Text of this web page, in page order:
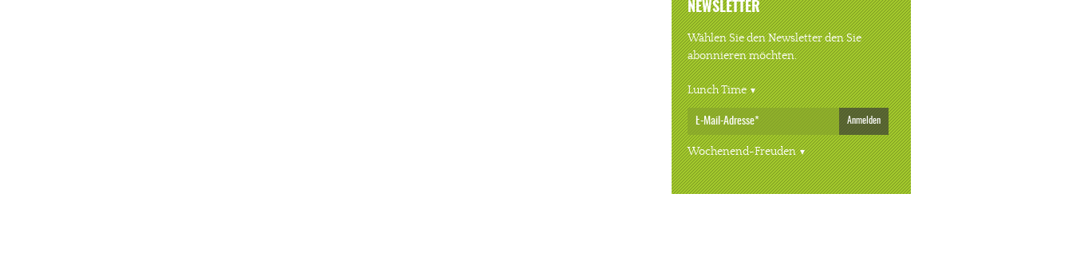
NEWSLETTER
Wählen Sie den Newsletter den Sie
abonnieren möchten.
Lunch Time
Anmelden
Wochenend-Freuden